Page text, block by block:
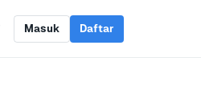
Masuk Daftar